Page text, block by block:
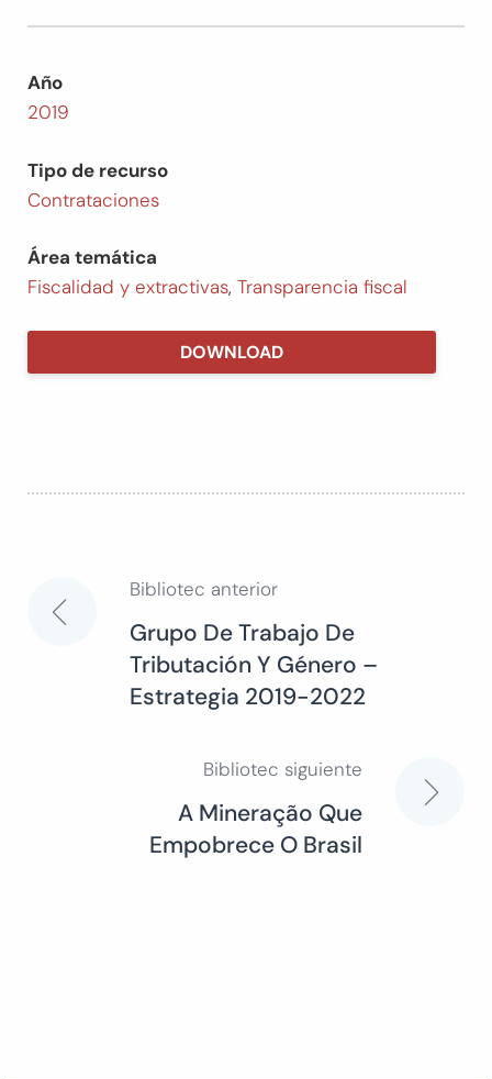
Año
2019
Tipo de recurso
Contrataciones
Área temática
Fiscalidad y extractivas, Transparencia fiscal
DOWNLOAD
Navegación
Bibliotec anterior
Grupo De Trabajo De
Tributación Y Género –
Estrategia 2019-2022
Bibliotec siguiente
A Mineração Que
Empobrece O Brasil